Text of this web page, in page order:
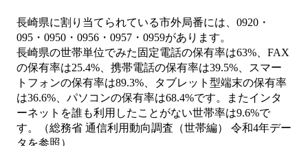
長崎県に割り当てられている市外局番には、0920・
095・0950・0956・0957・0959があります。
長崎県の世帯単位でみた固定電話の保有率は63%、FAX
の保有率は25.4%、携帯電話の保有率は39.5%、スマー
トフォンの保有率は89.3%、タブレット型端末の保有率
は36.6%、パソコンの保有率は68.4%です。またインタ
ーネットを誰も利用したことがない世帯率は9.6%で
す。（総務省 通信利用動向調査（世帯編） 令和4年デー
タを参照）